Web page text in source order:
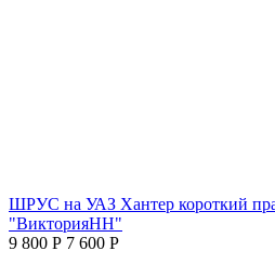
ШРУС на УАЗ Хантер короткий
"ВикторияНН"
9 800 Р 7 600 Р